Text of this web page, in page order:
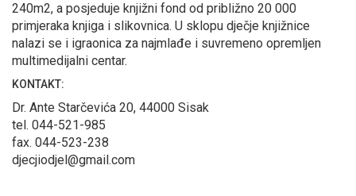
240m2, a posjeduje knjižni fond od približno 20 000
primjeraka knjiga i slikovnica. U sklopu dječje knjižnice
nalazi se i igraonica za najmlađe i suvremeno opremljen
multimedijalni centar.
KONTAKT:
Dr. Ante Starčevića 20, 44000 Sisak
tel. 044-521-985
fax. 044-523-238
djecjiodjel@gmail.com